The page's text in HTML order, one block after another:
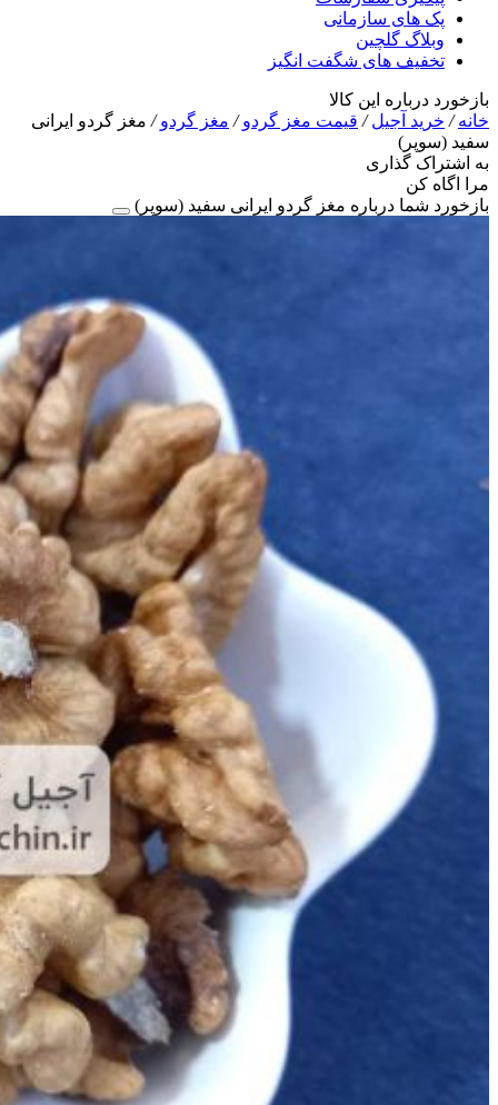
پک های سازمانی
وبلاگ گلچین
تخفیف های شگفت انگیز
بازخورد درباره این کالا
خانه/ خرید آجیل/ قیمت مغز گردو/ مغز گردو/ مغز گردو ایرانی
سفید (سوپر)
به اشتراک گذاری
مرا اگاه کن
بازخورد شما درباره مغز گردو ایرانی سفید (سوپر)